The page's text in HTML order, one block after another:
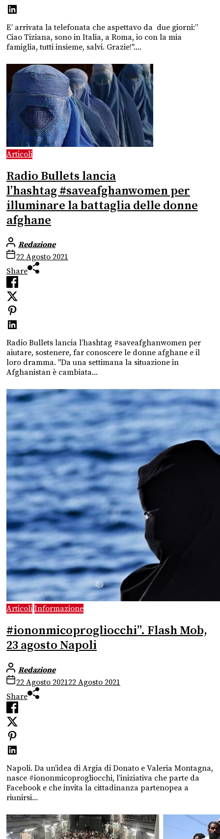
E’ arrivata la telefonata che aspettavo da due giorni:”
Ciao Tiziana, sono in Italia, a Roma, io con la mia
famiglia, tutti insieme, salvi. Grazie!"....
Articoli
Radio Bullets lancia
l’hashtag #saveafghanwomen per
illuminare la battaglia delle donne
afghane
Redazione
22 Agosto 2021
Share
Radio Bullets lancia l’hashtag #saveafghanwomen per
aiutare, sostenere, far conoscere le donne afghane e il
loro dramma. "Da una settimana la situazione in
Afghanistan è cambiata...
Articoli Informazione
#iononmicoprogliocchi”. Flash Mob,
23 agosto Napoli
Redazione
22 Agosto 202122 Agosto 2021
Share
Napoli. Da un’idea di Argia di Donato e Valeria Montagna,
nasce #iononmicoprogliocchi, l’iniziativa che parte da
Facebook e che invita la cittadinanza partenopea a
riunirsi...